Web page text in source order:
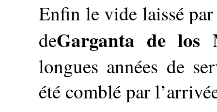
Enfin le vide laissé
deGarganta de los
longues années de
été comblé par